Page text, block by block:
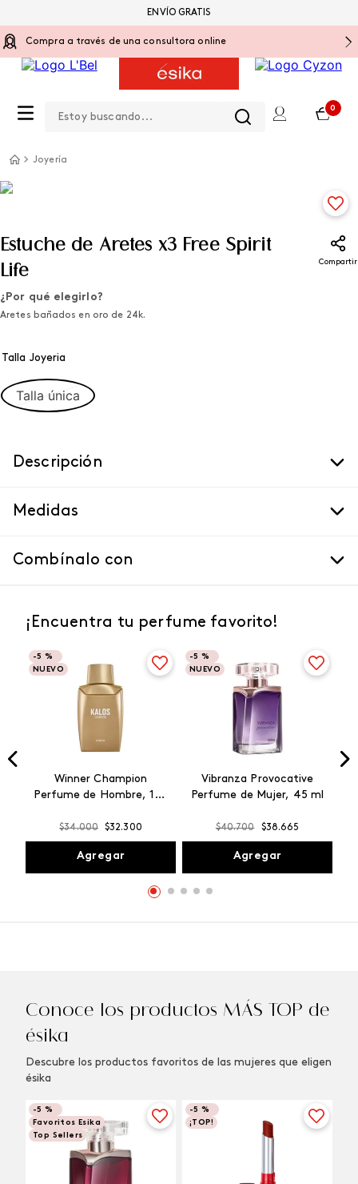
Compra a través de una consultora online
0
ENVÍO GRATIS
Joyería
Estuche de Aretes x3 Free Spirit
Life
Compartir
¿Por qué elegirlo?
Aretes bañados en oro de 24k.
Talla Joyeria
Talla única
Descripción
Medidas
Combínalo con
¡Encuentra tu perfume favorito!
-5 %
NUEVO
Winner Champion
Perfume de Hombre, 100
$34.000 $32.300
Agregar
-5 %
NUEVO
Vibranza Provocative
Perfume de Mujer, 45 ml
$40.700 $38.665
Agregar
Conoce los productos MÁS TOP de
ésika
Descubre los productos favoritos de las mujeres que eligen
ésika
-5 %
Favoritos Esika
Top Sellers
-5 %
¡TOP!